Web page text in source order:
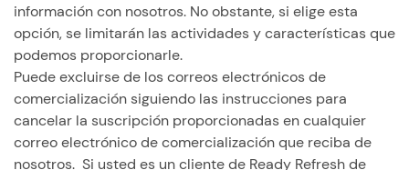
información con nosotros. No obstante, si elige esta
opción, se limitarán las actividades y características que
podemos proporcionarle.
Puede excluirse de los correos electrónicos de
comercialización siguiendo las instrucciones para
cancelar la suscripción proporcionadas en cualquier
correo electrónico de comercialización que reciba de
nosotros. Si usted es un cliente de Ready Refresh de